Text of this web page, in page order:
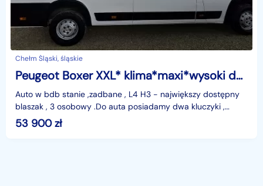
Chełm Śląski, śląskie
Peugeot Boxer XXL* klima*maxi*wysoki dach*
Auto w bdb stanie ,zadbane , L4 H3 - największy dostępny
blaszak , 3 osobowy .Do auta posiadamy dwa kluczyki ,
książki serwisowe ,itp .Całe auto w oryginal
53 900zł